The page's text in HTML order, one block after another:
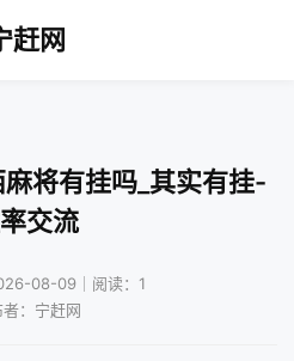
赶网
将有挂吗_其实有挂-
交流
08-09｜阅读：1
者：宁赶网